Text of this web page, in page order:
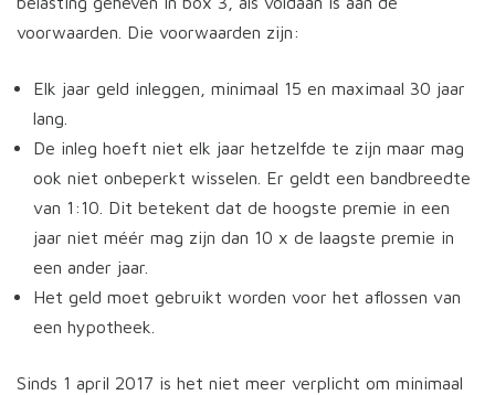
voorwaarden. Die voorwaarden zijn:
Elk jaar geld inleggen, minimaal 15 en maximaal 30 jaar
lang.
De inleg hoeft niet elk jaar hetzelfde te zijn maar mag
ook niet onbeperkt wisselen. Er geldt een bandbreedte
van 1:10. Dit betekent dat de hoogste premie in een
jaar niet méér mag zijn dan 10 x de laagste premie in
een ander jaar.
Het geld moet gebruikt worden voor het aflossen van
een hypotheek.
Sinds 1 april 2017 is het niet meer verplicht om minimaal